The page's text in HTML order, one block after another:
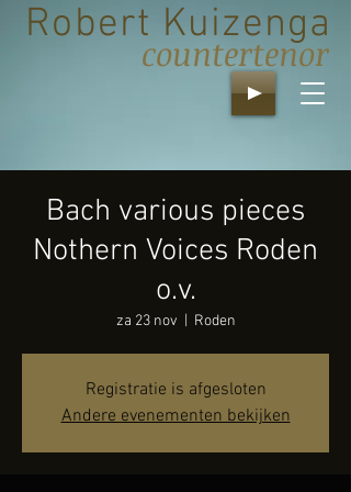
Robert Kuizenga
countertenor
Bach various pieces
Nothern Voices Roden
o.v.
za 23 nov Roden
Registratie is afgesloten
Andere evenementen bekijken